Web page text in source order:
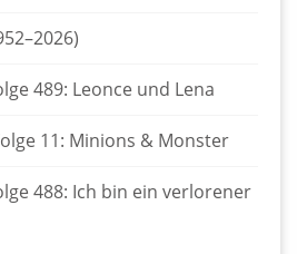
489: Leonce und Lena
11: Minions & Monster
488: Ich bin ein verlorener